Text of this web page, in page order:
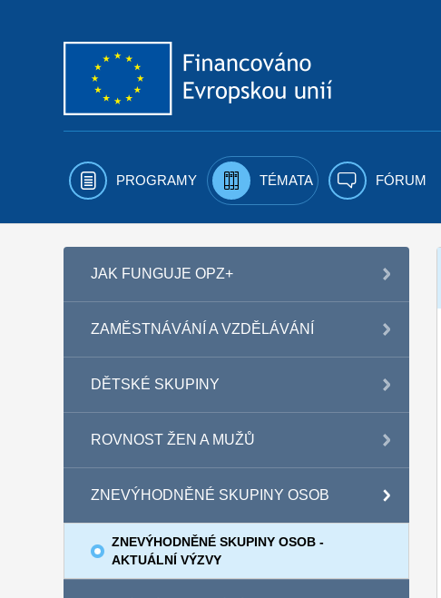
PROGRAMY TÉMATA FÓRUM
JAK FUNGUJE OPZ+
ZAMĚSTNÁVÁNÍ A VZDĚLÁVÁNÍ
DĚTSKÉ SKUPINY
ROVNOST ŽEN A MUŽŮ
ZNEVÝHODNĚNÉ SKUPINY OSOB
ZNEVÝHODNĚNÉ SKUPINY OSOB -
AKTUÁLNÍ VÝZVY